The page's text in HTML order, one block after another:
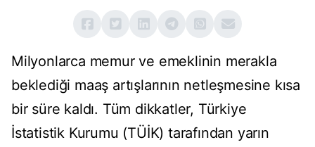
Milyonlarca memur ve emeklinin merakla
beklediği maaş artışlarının netleşmesine kısa
bir süre kaldı. Tüm dikkatler, Türkiye
İstatistik Kurumu (TÜİK) tarafından yarın